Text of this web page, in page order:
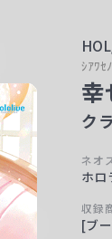
ｼｱﾜｾ
幸
ク
ネオ
ホロ
収録
[ブ